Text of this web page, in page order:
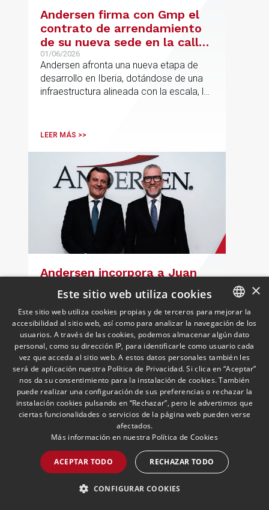
Andersen firma con Gmp el
contrato de arrendamiento
de su nueva sede en la calle
Hermosilla
01/06/2026
Andersen afronta una nueva etapa de
desarrollo en Iberia, dotándose de una
infraestructura alineada con la escala, la
LEER MÁS >>
Andersen incorpora a Juan
nuevo Socio de Fiscal y
responsable de la práctica
ibérica de Fiscalidad Local
27/05/2026Fiscal
Es Inspector de Hacienda en excedencia
y cuenta con más de 25 años de
trayectoria asesorando a grandes
compañías nacionales e internacionales,
incluyendo grupos del IBEX 35,
principalmente en los sectores
energético, inmobiliario y
medioambiental
LEER MÁS >>
SPANISH
ENGLISH
PORTUGUESE
×
Este sitio web utiliza cookies
Este sitio web utiliza cookies propias y de terceros para mejorar la
accesibilidad al sitio web, así como para analizar la navegación de los
usuarios. A través de las cookies, podemos almacenar algún dato
personal, como su dirección IP, para identificarle como usuario cada
vez que acceda al sitio web. A estos datos personales también les
será de aplicación nuestra Política de Privacidad. Si clica en “Aceptar”
nos da su consentimiento para la instalación de cookies. También
puede realizar una configuración de sus preferencias o rechazar la
instalación cookies pulsando en “Rechazar”, pero le advertimos que
ciertas funcionalidades o servicios de la página web pueden verse
afectados.
Más información en nuestra Política de Cookies
ACEPTAR TODO RECHAZAR TODO
CONFIGURAR COOKIES